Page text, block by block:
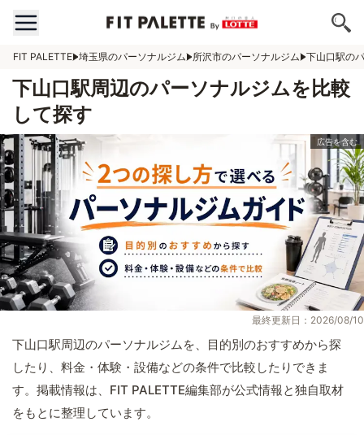
FIT PALETTE 埼玉県のパーソナルジム 所沢市のパーソナルジム 下山口駅の
下山口駅周辺のパーソナルジムを比較
して探す
最終更新日：2026/08/10
下山口駅周辺のパーソナルジムを、目的別のおすすめから探
したり、料金・体験・設備などの条件で比較したりできま
す。掲載情報は、FIT PALETTE編集部が公式情報と独自取材
をもとに整理しています。